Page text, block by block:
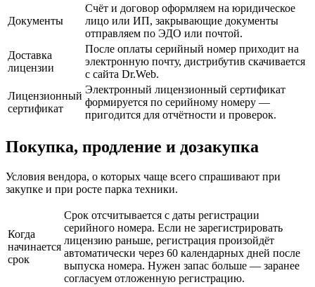
Документы
Счёт и договор оформляем на юридическое
лицо или ИП, закрывающие документы
отправляем по ЭДО или почтой.
Доставка
лицензии
После оплаты серийный номер приходит на
электронную почту, дистрибутив скачивается
с сайта Dr.Web.
Лицензионный
сертификат
Электронный лицензионный сертификат
формируется по серийному номеру —
пригодится для отчётности и проверок.
Покупка, продление и дозакупка
Условия вендора, о которых чаще всего спрашивают при
закупке и при росте парка техники.
Когда
начинается
срок
Срок отсчитывается с даты регистрации
серийного номера. Если не зарегистрировать
лицензию раньше, регистрация произойдёт
автоматически через 60 календарных дней после
выпуска номера. Нужен запас больше — заранее
согласуем отложенную регистрацию.